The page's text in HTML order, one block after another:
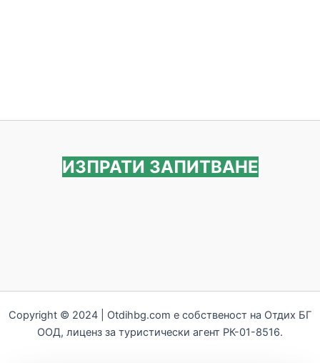
ИЗПРАТИ ЗАПИТВАНЕ
Copyright © 2024 | Otdihbg.com e собственост на Отдих БГ
ООД, лиценз за туристически агент РК-01-8516.